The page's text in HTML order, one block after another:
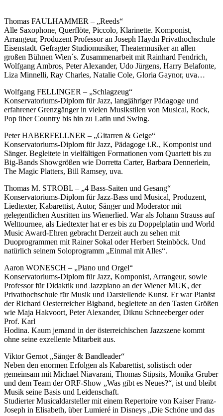
Thomas FAULHAMMER – „Reeds“
Alle Saxophone, Querflöte, Piccolo, Klarinette. Komponist,
Arrangeur, Produzent Professor an Joseph Haydn Privathochschule
Eisenstadt. Gefragter Studiomusiker, Theatermusiker an allen
großen Bühnen Wien´s. Zusammenarbeit mit Rainhard Fendrich,
Wolfgang Ambros, Peter Alexander, Udo Jürgens, Harry Belafonte,
Liza Minnelli, Ray Charles, Natalie Cole, Gloria Gaynor, uva…
Wolfgang FELLINGER – „Schlagzeug“
Konservatoriums-Diplom für Jazz, langjähriger Pädagoge und
erfahrener Grenzgänger in vielen Musikstilen von Musical, Rock,
Pop über Country bis hin zu Latin und Swing.
Peter HABERFELLNER – „Gitarren & Geige“
Konservatoriums-Diplom für Jazz, Pädagoge i.R., Komponist und
Sänger. Begleitete in vielfältigen Formationen vom Quartett bis zu
Big-Bands Showgrößen wie Dorretta Carter, Barbara Dennerlein,
The Magic Platters, Bill Ramsey, uva.
Thomas M. STROBL – „4 Bass-Saiten und Gesang“
Konservatoriums-Diplom für Jazz-Bass und Musical, Produzent,
Liedtexter, Kabarettist, Autor, Sänger und Moderator mit
gelegentlichen Ausritten ins Wienerlied. War als Johann Strauss auf
Welttournee, als Liedtexter hat er es bis zu Doppelplatin und World
Music Award-Ehren gebracht Derzeit auch zu sehen mit
Duoprogrammen mit Rainer Sokal oder Herbert Steinböck. Und
natürlich seinem Soloprogramm „Einmal mit Alles“.
Aaron WONESCH – „Piano und Orgel“
Konservatoriums-Diplom für Jazz, Komponist, Arrangeur, sowie
Professor für Didaktik und Jazzpiano an der Wiener MUK, der
Privathochschule für Musik und Darstellende Kunst. Er war Pianist
der Richard Oesterreicher Bigband, begleitete an den Tasten Größen
wie Maja Hakvoort, Peter Alexander, Diknu Schneeberger oder
Prof. Karl
Hodina. Kaum jemand in der österreichischen Jazzszene kommt
ohne seine exzellente Mitarbeit aus.
Viktor Gernot „Sänger & Bandleader“
Neben den enormen Erfolgen als Kabarettist, solistisch oder
gemeinsam mit Michael Niavarani, Thomas Stipsits, Monika Gruber
und dem Team der ORF-Show „Was gibt es Neues?“, ist und bleibt
Musik seine Basis und Leidenschaft.
Studierter Musicaldarsteller mit einem Repertoire von Kaiser Franz-
Joseph in Elisabeth, über Lumieré in Disneys „Die Schöne und das